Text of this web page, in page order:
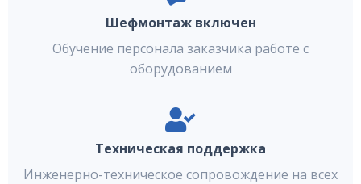
Шефмонтаж включен
Обучение персонала заказчика работе с
оборудованием
Техническая поддержка
Инженерно-техническое сопровождение на всех